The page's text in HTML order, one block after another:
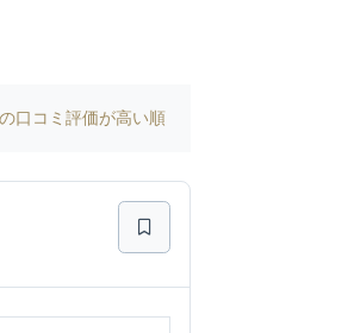
口コミ評価が高い順